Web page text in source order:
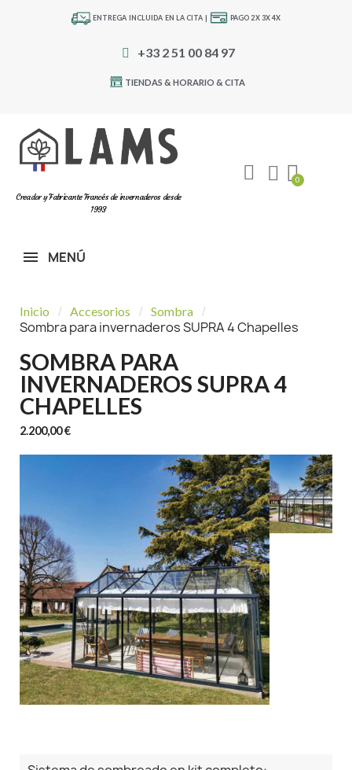
ENTREGA INCLUIDA EN LA CITA | PAGO 2X 3X 4X
+33 2 51 00 84 97
TIENDAS & HORARIO & CITA
Creador y Fabricante Francés de invernaderos desde
1993
MENÚ
Inicio Accesorios Sombra
Sombra para invernaderos SUPRA 4 Chapelles
SOMBRA PARA
INVERNADEROS SUPRA 4
CHAPELLES
2.200,00 €